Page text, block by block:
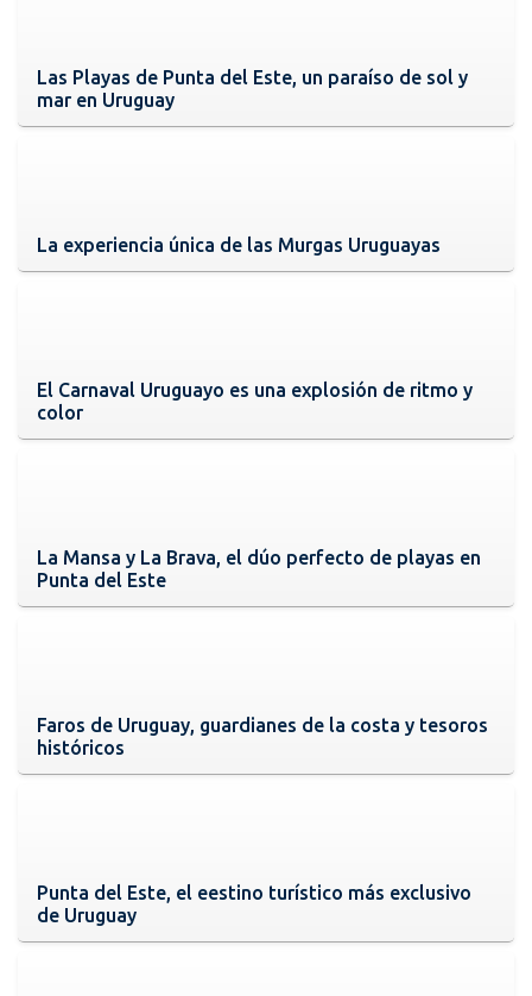
Las Playas de Punta del Este, un paraíso de sol y
mar en Uruguay
La experiencia única de las Murgas Uruguayas
El Carnaval Uruguayo es una explosión de ritmo y
color
La Mansa y La Brava, el dúo perfecto de playas en
Punta del Este
Faros de Uruguay, guardianes de la costa y tesoros
históricos
Punta del Este, el eestino turístico más exclusivo
de Uruguay